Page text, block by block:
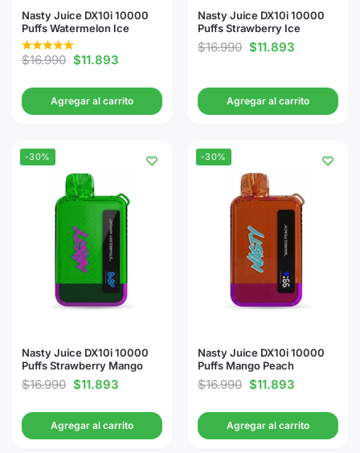
Nasty Juice DX10i 10000
Puffs Watermelon Ice
$16.990 $11.893
Agregar al carrito
Nasty Juice DX10i 10000
Puffs Strawberry Ice
$16.990 $11.893
Agregar al carrito
-30%
Nasty Juice DX10i 10000
Puffs Strawberry Mango
$16.990 $11.893
Agregar al carrito
-30%
Nasty Juice DX10i 10000
Puffs Mango Peach
$16.990 $11.893
Agregar al carrito